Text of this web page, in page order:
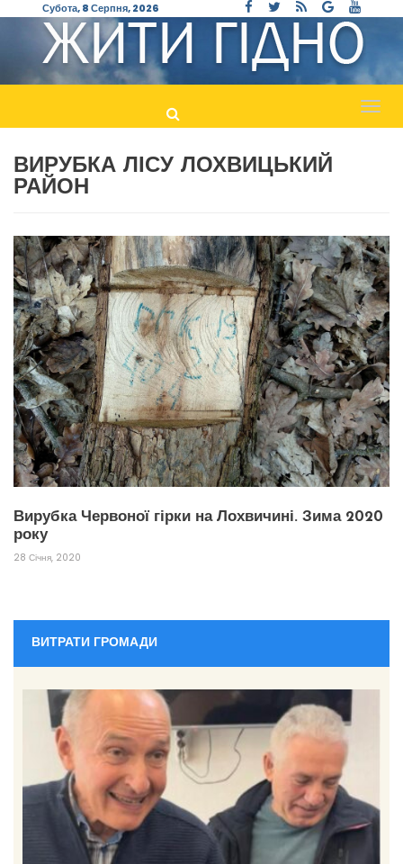
Субота, 8 Серпня, 2026
ВИРУБКА ЛІСУ ЛОХВИЦЬКИЙ
РАЙОН
Вирубка Червоної гірки на Лохвичині. Зима 2020
року
28 Січня, 2020
ВИТРАТИ ГРОМАДИ